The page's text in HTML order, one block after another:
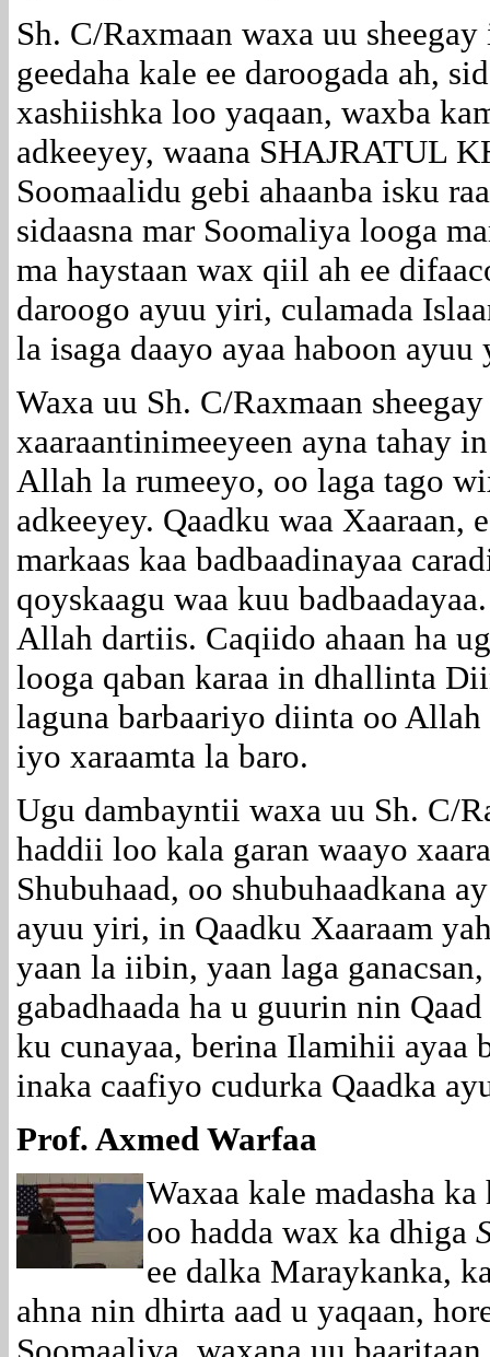
Sh. C/Raxmaan waxa uu
geedaha kale ee daroogada ah,
xashiishka loo yaqaan, waxba
adkeeyey, waana SHAJRATUL
Soomaalidu gebi ahaanba isku
sidaasna mar Soomaliya looga
ma haystaan wax qiil ah ee
daroogo ayuu yiri, culamada
la isaga daayo ayaa haboon
Waxa uu Sh. C/Raxmaan
xaaraantinimeeyeen ayna tahay
Allah la rumeeyo, oo laga tago
adkeeyey. Qaadku waa
markaas kaa badbaadinayaa
qoyskaagu waa kuu
Allah dartiis. Caqiido ahaan ha
looga qaban karaa in dhallinta
laguna barbaariyo diinta oo
iyo xaraamta la baro.
Ugu dambayntii waxa uu Sh. C/
haddii loo kala garan waayo
Shubuhaad, oo shubuhaadkana
ayuu yiri, in Qaadku Xaaraam
yaan la iibin, yaan laga
gabadhaada ha u guurin nin
ku cunayaa, berina Ilamihii ayaa
inaka caafiyo cudurka Qaadka
Prof. Axmed Warfaa
Waxaa kale madasha
oo hadda wax ka dhiga
ee dalka Maraykanka,
ahna nin dhirta aad u yaqaan,
Soomaaliya, waxana uu